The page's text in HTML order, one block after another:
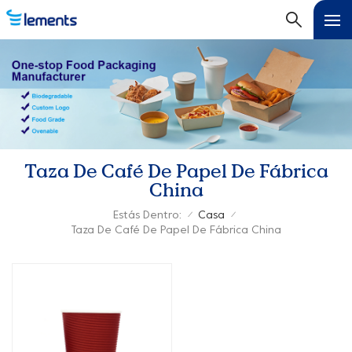
Taza De Café De Papel De Fábrica
China
Estás Dentro: / Casa /
Taza De Café De Papel De Fábrica China